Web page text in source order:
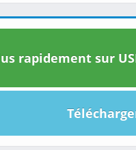
rapidement sur